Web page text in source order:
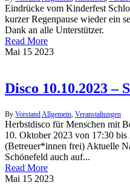
Eindrücke vom Kinderfest
kurzer Regenpause wieder ein
Dank an alle Unterstützer.
Read More
Mai 15 2023
Disco 10.10.2023 –
By VorstandAllgemein, Veranstaltungen
Herbstdisco für Menschen mit
10. Oktober 2023 von 17:30
(Betreuer*innen frei) Aktuelle
Schönefeld auch auf...
Read More
Mai 15 2023